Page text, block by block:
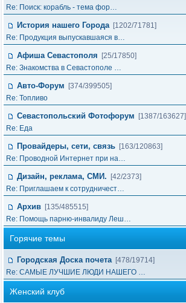
Re: Поиск: корабль - тема фор…
История нашего Города [1202/71781]
Re: Продукция выпускавшаяся в…
Афиша Севастополя
[25/17850]
Re: Знакомства в Севастополе …
Авто-Форум
[374/399505]
Re: Топливо
Севастопольский Фотофорум
[1387/163627]
Re: Еда
Провайдеры, сети, связь [163/120863]
Re: Проводной Интернет при на…
Дизайн, реклама, СМИ.
[42/2373]
Re: Приглашаем к сотрудничест…
Архив [135/485515]
Re: Помощь парню-инвалиду Леш…
Горячие темы
Городская Доска почета [478/19714]
Re: САМЫЕ ЛУЧШИЕ ЛЮДИ НАШЕГО …
Женский клуб